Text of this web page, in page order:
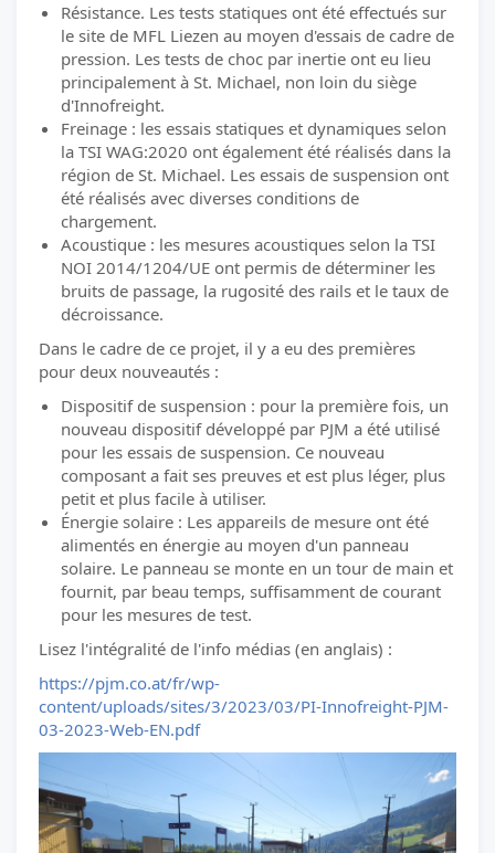
Résistance. Les tests statiques ont été effectués sur
le site de MFL Liezen au moyen d'essais de cadre de
pression. Les tests de choc par inertie ont eu lieu
principalement à St. Michael, non loin du siège
d'Innofreight.
Freinage : les essais statiques et dynamiques selon
la TSI WAG:2020 ont également été réalisés dans la
région de St. Michael. Les essais de suspension ont
été réalisés avec diverses conditions de
chargement.
Acoustique : les mesures acoustiques selon la TSI
NOI 2014/1204/UE ont permis de déterminer les
bruits de passage, la rugosité des rails et le taux de
décroissance.
Dans le cadre de ce projet, il y a eu des premières
pour deux nouveautés :
Dispositif de suspension : pour la première fois, un
nouveau dispositif développé par PJM a été utilisé
pour les essais de suspension. Ce nouveau
composant a fait ses preuves et est plus léger, plus
petit et plus facile à utiliser.
Énergie solaire : Les appareils de mesure ont été
alimentés en énergie au moyen d'un panneau
solaire. Le panneau se monte en un tour de main et
fournit, par beau temps, suffisamment de courant
pour les mesures de test.
Lisez l'intégralité de l'info médias (en anglais) :
https://pjm.co.at/fr/wp-
content/uploads/sites/3/2023/03/PI-Innofreight-PJM-
03-2023-Web-EN.pdf